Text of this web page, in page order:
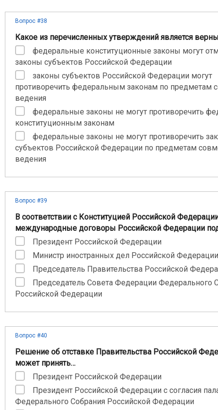
Вопрос #38
Какое из перечисленных утверждений является
федеральные конституционные законы могут
законы субъектов Российской Федерации
законы субъектов Российской Федерации могут
противоречить федеральным законам по предметам
ведения
федеральные законы не могут противоречить
конституционным законам
федеральные законы не могут противоречить
субъектов Российской Федерации по предметам
ведения
Вопрос #39
В соответствии с Конституцией Российской
международные договоры Российской Федерации
Президент Российской Федерации
Министр иностранных дел Российской Федерации
Председатель Правительства Российской
Председатель Совета Федерации Федерального
Российской Федерации
Вопрос #40
Решение об отставке Правительства Российской
может принять…
Президент Российской Федерации
Президент Российской Федерации с согласия
Федерального Собрания Российской Федерации